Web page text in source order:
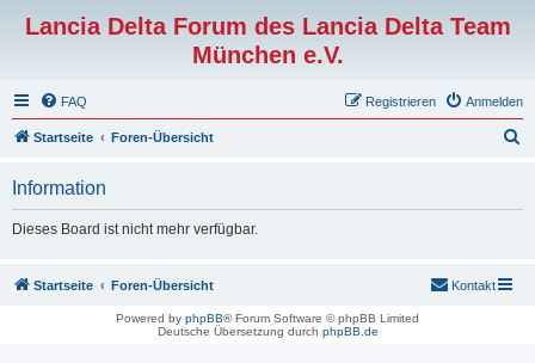
Lancia Delta Forum des Lancia Delta Team
München e.V.
FAQ Anmelden
Registrieren
Startseite Foren-Übersicht
Information
Dieses Board ist nicht mehr verfügbar.
Startseite Foren-Übersicht Kontakt
Powered by phpBB® Forum Software © phpBB Limited
Deutsche Übersetzung durch phpBB.de